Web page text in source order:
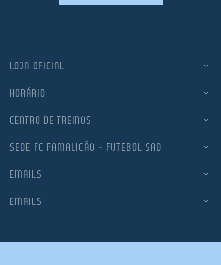
LOJA OFICIAL
HORÁRIO
CENTRO DE TREINOS
SEDE FC FAMALICÃO – FUTEBOL SAD
EMAILS
EMAILS